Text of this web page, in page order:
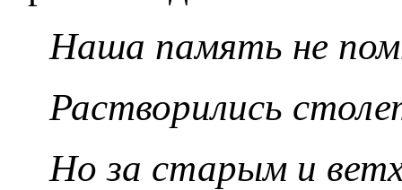
Наша память не
Растворились
Но за старым и